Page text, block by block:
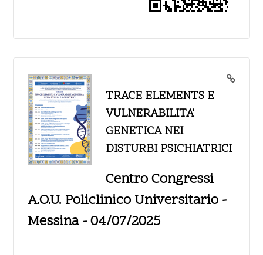
TRACE ELEMENTS E
VULNERABILITA'
GENETICA NEI
DISTURBI PSICHIATRICI
Centro Congressi
A.O.U. Policlinico Universitario -
Messina - 04/07/2025